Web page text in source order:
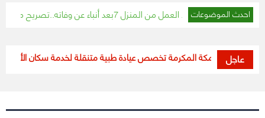
احدث الموضوعات
تركيزك أثناء العمل من المنزل بعد أنباء عن وفاته..تصريح مفاجئ من
عاجل
مكة المكرمة تخصص عيادة طبية متنقلة لخدمة سكان الأحياء المعزولة